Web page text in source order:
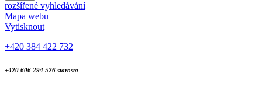
rozšířené vyhledávání
Mapa webu
Vytisknout
+420 384 422 732
+420 606 294 526 starosta